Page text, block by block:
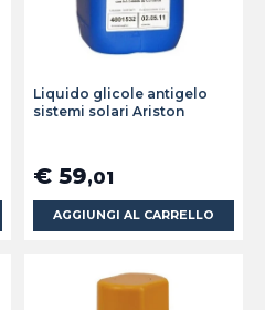
Liquido glicole antigelo
sistemi solari Ariston
€ 59,01
AGGIUNGI AL CARRELLO